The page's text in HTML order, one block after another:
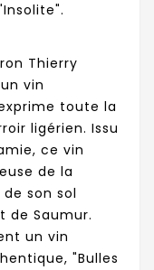
Thierry
vin
toute la
ligérien. Issu
ce vin
de la
son sol
de Saumur.
un vin
"Bulles